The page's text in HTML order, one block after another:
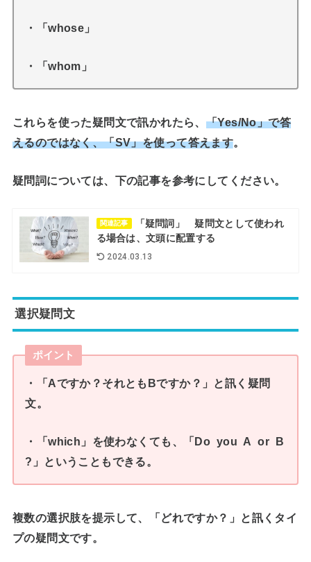
・「whose」
・「whom」
これらを使った疑問文で訊かれたら、 「Yes/No」で答
えるのではなく、「SV」を使って答えます。
疑問詞については、下の記事を参考にしてください。
関連記事
「疑問詞」 疑問文として使われ
る場合は、文頭に配置する
2024.03.13
選択疑問文
ポイント
・「Aですか？それともBですか？」と訊く疑問
文。
・「which」を使わなくても、
「Do you A or B
?」 ということもできる。
複数の選択肢を提示して、「どれですか？」
と訊くタイ
プの疑問文です。